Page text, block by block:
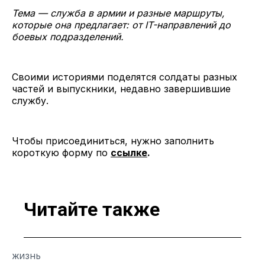
Тема — служба в армии и разные маршруты,
которые она предлагает: от IT-направлений до
боевых подразделений.
Своими историями поделятся солдаты разных
частей и выпускники, недавно завершившие
службу.
Чтобы присоединиться, нужно заполнить
короткую форму по ссылке.
Читайте также
ЖИЗНЬ